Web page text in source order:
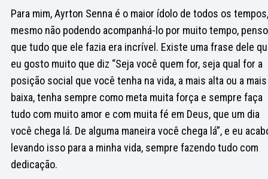
Para mim, Ayrton Senna é o maior ídolo de todos os tempos,
mesmo não podendo acompanhá-lo por muito tempo, penso
que tudo que ele fazia era incrível. Existe uma frase dele
eu gosto muito que diz “Seja você quem for, seja qual for a
posição social que você tenha na vida, a mais alta ou a mais
baixa, tenha sempre como meta muita força e sempre faça
tudo com muito amor e com muita fé em Deus, que um dia
você chega lá. De alguma maneira você chega lá”, e eu
levando isso para a minha vida, sempre fazendo tudo com
dedicação.